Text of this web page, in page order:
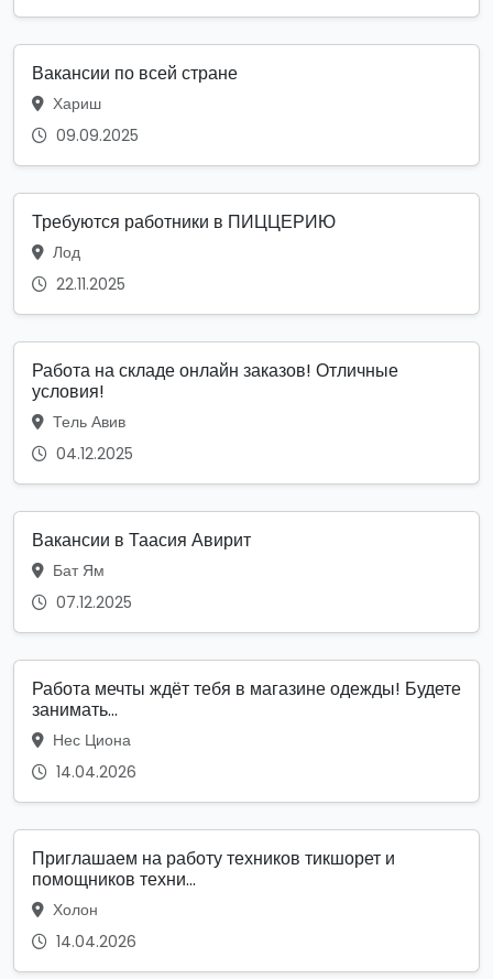
Вакансии по всей стране
Хариш
09.09.2025
Требуются работники в ПИЦЦЕРИЮ
Лод
22.11.2025
Работа на складе онлайн заказов! Отличные
условия!
Тель Авив
04.12.2025
Вакансии в Таасия Авирит
Бат Ям
07.12.2025
Работа мечты ждёт тебя в магазине одежды! Будете
занимать...
Нес Циона
14.04.2026
Приглашаем на работу техников тикшорет и
помощников техни...
Холон
14.04.2026